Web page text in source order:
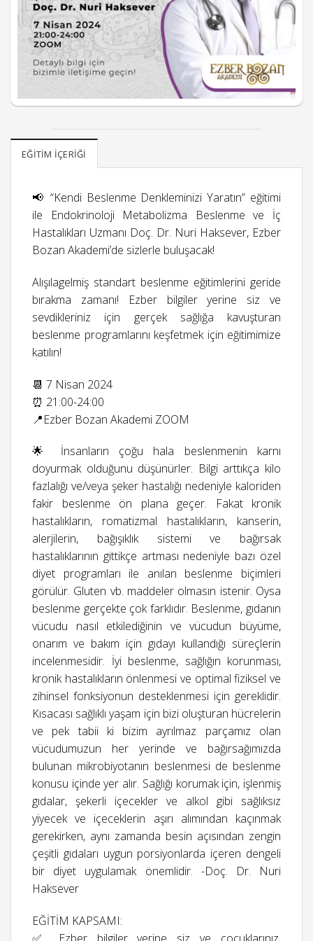
EĞITIM İÇERIĞI
📢 “Kendi Beslenme Denkleminizi Yaratın” eğitimi
ile Endokrinoloji Metabolizma Beslenme ve İç
Hastalıkları Uzmanı Doç. Dr. Nuri Haksever, Ezber
Bozan Akademi’de sizlerle buluşacak!
Alışılagelmiş standart beslenme eğitimlerini geride
bırakma zamanı! Ezber bilgiler yerine siz ve
sevdikleriniz için gerçek sağlığa kavuşturan
beslenme programlarını keşfetmek için eğitimimize
katılın!
📆 7 Nisan 2024
⏰ 21:00-24:00
📍Ezber Bozan Akademi ZOOM
🌟 İnsanların çoğu hala beslenmenin karnı
doyurmak olduğunu düşünürler. Bilgi arttıkça kilo
fazlalığı ve/veya şeker hastalığı nedeniyle kaloriden
fakir beslenme ön plana geçer. Fakat kronik
hastalıkların, romatizmal hastalıkların, kanserin,
alerjilerin, bağışıklık sistemi ve bağırsak
hastalıklarının gittikçe artması nedeniyle bazı özel
diyet programları ile anılan beslenme biçimleri
görülür. Gluten vb. maddeler olmasın istenir. Oysa
beslenme gerçekte çok farklıdır. Beslenme, gıdanın
vücudu nasıl etkilediğinin ve vücudun büyüme,
onarım ve bakım için gıdayı kullandığı süreçlerin
incelenmesidir. İyi beslenme, sağlığın korunması,
kronik hastalıkların önlenmesi ve optimal fiziksel ve
zihinsel fonksiyonun desteklenmesi için gereklidir.
Kısacası sağlıklı yaşam için bizi oluşturan hücrelerin
ve pek tabii ki bizim ayrılmaz parçamız olan
vücudumuzun her yerinde ve bağırsağımızda
bulunan mikrobiyotanın beslenmesi de beslenme
konusu içinde yer alır. Sağlığı korumak için, işlenmiş
gıdalar, şekerli içecekler ve alkol gibi sağlıksız
yiyecek ve içeceklerin aşırı alımından kaçınmak
gerekirken, aynı zamanda besin açısından zengin
çeşitli gıdaları uygun porsiyonlarda içeren dengeli
bir diyet uygulamak önemlidir. -Doç. Dr. Nuri
Haksever
EĞİTİM KAPSAMI: